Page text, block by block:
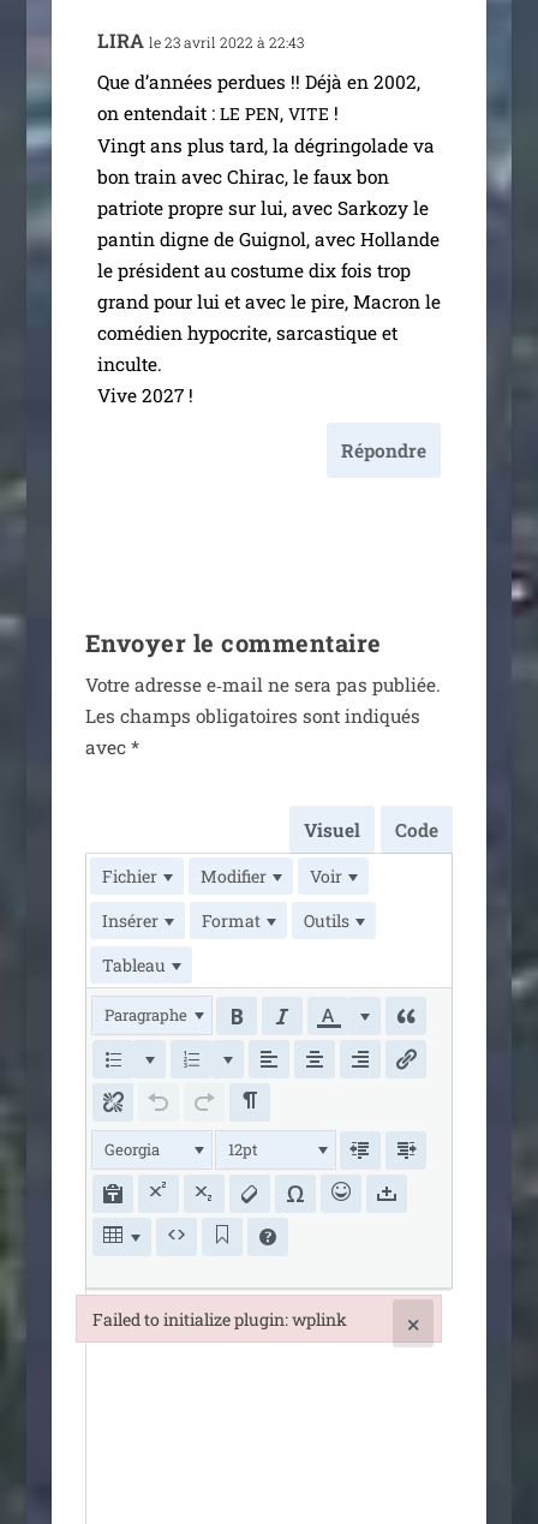
LIRA le 23 avril 2022 à 22:43
Que d’an­nées per­dues !! Déjà en 2002,
on enten­dait : LE PEN, VITE !
Vingt ans plus tard, la dégrin­go­lade va
bon train avec Chirac, le faux bon
patriote propre sur lui, avec Sarkozy le
pan­tin digne de Guignol, avec Hollande
le pré­sident au cos­tume dix fois trop
grand pour lui et avec le pire, Macron le
comé­dien hypo­crite, sar­cas­tique et
inculte.
Vive 2027 !
Répondre
Envoyer le commentaire
Votre adresse e‑mail ne sera pas publiée.
Les champs obli­ga­toires sont indi­qués
avec *
Visuel Code
Fichier Modifier
Voir
Insérer
Format
Outils
Tableau
Paragraphe
Georgia 12pt
Failed to initialize plugin: wplink ×
Failed to initialize plugin: wplink